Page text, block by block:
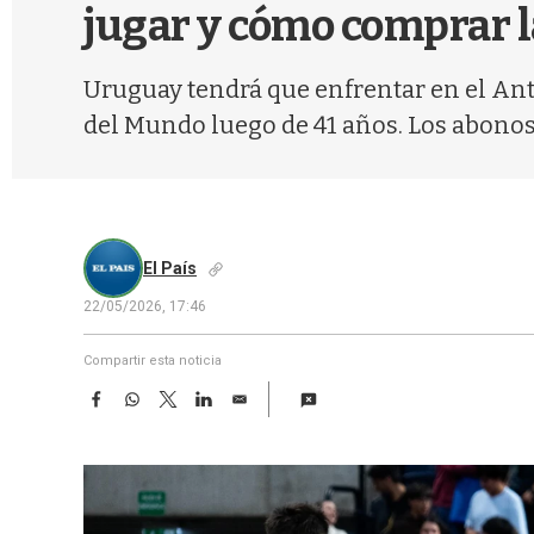
jugar y cómo comprar
Uruguay tendrá que enfrentar en el
del Mundo luego de 41 años. Los
El País
22/05/2026, 17:46
Compartir esta noticia
F
e
o
W
t
s
A
T
w
t
e
L
k
d
E
i